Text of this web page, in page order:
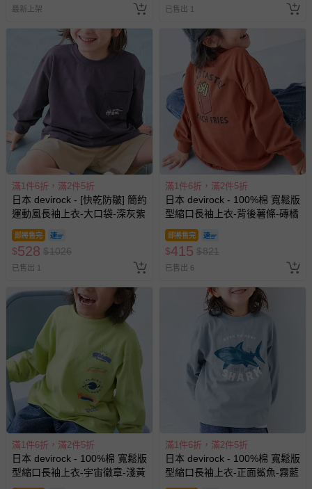
最新上架 已售出 1
滿1件6折，滿2件5折
日本 devirock - [快乾防皺] 簡約
運動風長袖上衣-大口袋-深灰紫
即將售完
$528 $1026
已售出 1
滿1件6折，滿2件5折
日本 devirock - 100%棉 寬鬆版
型縮口長袖上衣-背後薯條-磚橘
即將售完
$415 $821
已售出 6
滿1件6折，滿2件5折
日本 devirock - 100%棉 寬鬆版
型縮口長袖上衣-宇宙徽章-淺黃
滿1件6折，滿2件5折
日本 devirock - 100%棉 寬鬆版
型縮口長袖上衣-正面鯊魚-霧藍